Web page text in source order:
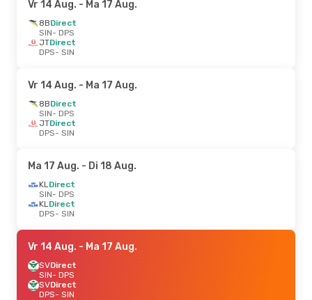
Vr 14 Aug. - Ma 17 Aug.
8BDirect
SIN- DPS
JTDirect
DPS- SIN
Vr 14 Aug. - Ma 17 Aug.
8BDirect
SIN- DPS
JTDirect
DPS- SIN
Ma 17 Aug. - Di 18 Aug.
KLDirect
SIN- DPS
KLDirect
DPS- SIN
Vr 14 Aug. - Ma 17 Aug.
SVDirect
SIN- DPS
SVDirect
DPS- SIN